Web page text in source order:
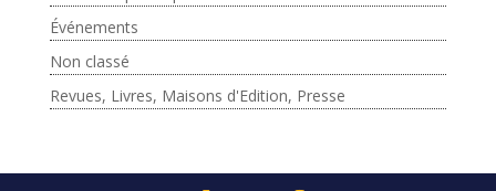
Événements
Non classé
Revues, Livres, Maisons d'Edition, Presse